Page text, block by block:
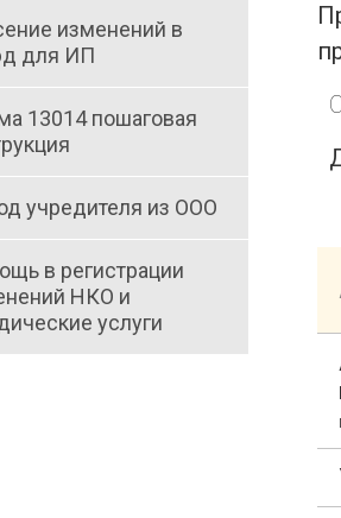
изменений в
для ИП
13014 пошаговая
учредителя из ООО
в регистрации
НКО и
услуги